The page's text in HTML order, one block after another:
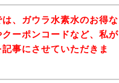
、ガウラ水素水のお得な
ーポンコードなど、私が
事にさせていただきま